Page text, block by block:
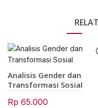
Analisis Gender dan
Transformasi Sosial
Rp 65.000